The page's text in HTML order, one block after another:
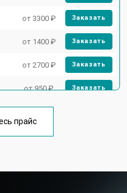
от 3300 ₽ Заказать
от 1400 ₽ Заказать
от 2700 ₽ Заказать
от 950 ₽ Заказать
от 3200 ₽
прайс